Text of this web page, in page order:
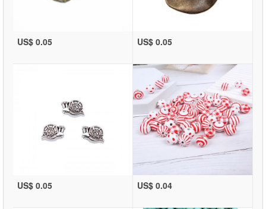
US$ 0.05 US$ 0.05
US$ 0.05 US$ 0.04